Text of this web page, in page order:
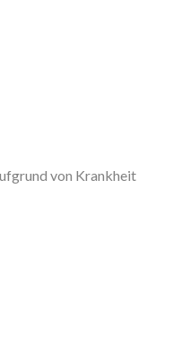
von Krankheit